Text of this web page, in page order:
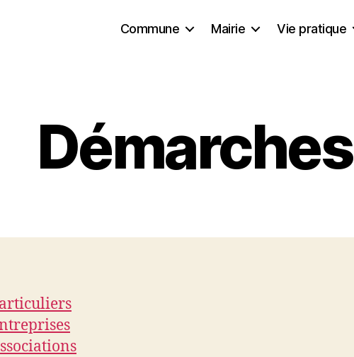
Commune Mairie Vie pratique
Démarches